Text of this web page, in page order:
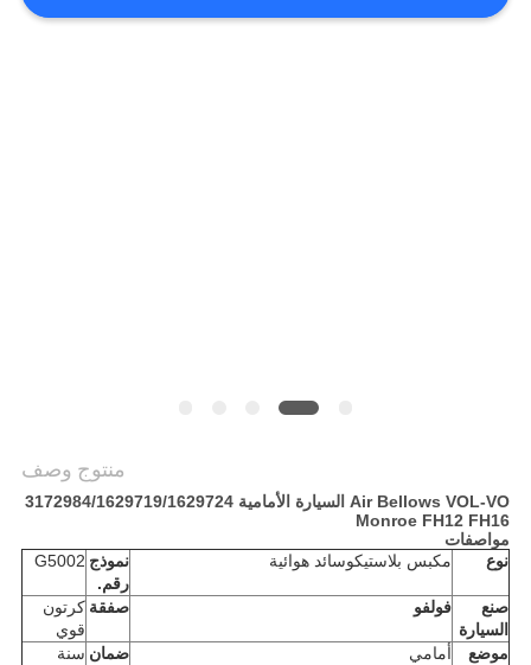
منتوج وصف
Air Bellows VOL-VO السيارة الأمامية 3172984/1629719/1629724
Monroe FH12 FH16
مواصفات
نوع
مكبس بلاستيكوسائد هوائية
نموذج
رقم.
G5002
صنع
السيارة
فولفو صفقة كرتون
قوي
موضع
أمامي ضمان سنة